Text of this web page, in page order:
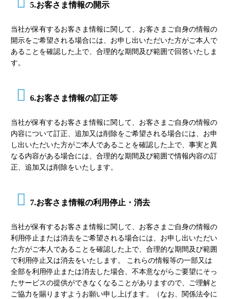
5.お客さま情報の開示
当社が保有するお客さま情報に関して、お客さまご自身の情報の
開示をご希望される場合には、お申し出いただいた方がご本人で
あることを確認した上で、合理的な期間及び範囲で回答いたしま
す。
6.お客さま情報の訂正等
当社が保有するお客さま情報に関して、お客さまご自身の情報の
内容について訂正、追加又は削除をご希望される場合には、お申
し出いただいた方がご本人であることを確認した上で、事実と異
なる内容がある場合には、合理的な期間及び範囲で情報内容の訂
正、追加又は削除をいたします。
7.お客さま情報の利用停止・消去
当社が保有するお客さま情報に関して、お客さまご自身の情報の
利用停止または消去をご希望される場合には、お申し出いただい
た方がご本人であることを確認した上で、合理的な期間及び範囲
で利用停止又は消去をいたします。 これらの情報等の一部又は
全部を利用停止または消去した場合、不本意ながらご要望にそっ
たサービスの提供ができなくなることがありますので、ご理解と
ご協力を賜りますようお願い申し上げます。（なお、関係法令に